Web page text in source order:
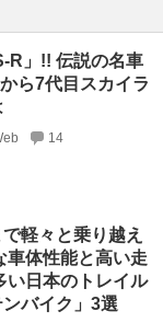
R」!! 伝説の名車
ら7代目スカイラ
14
軽々と乗り越え
車体性能と高い走
い日本のトレイル
バイク」3選